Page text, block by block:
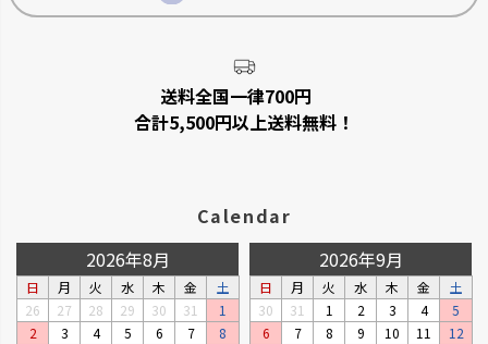
送料全国一律700円
合計5,500円以上送料無料！
Calendar
2026年8月
日 月 火 水 木 金
土
26
27 28 29 30 31
1
2
3 4 5 6 7
8
2026年9月
日 月 火 水 木 金
土
30
31 1 2 3 4
5
6
7 8 9 10 11
12